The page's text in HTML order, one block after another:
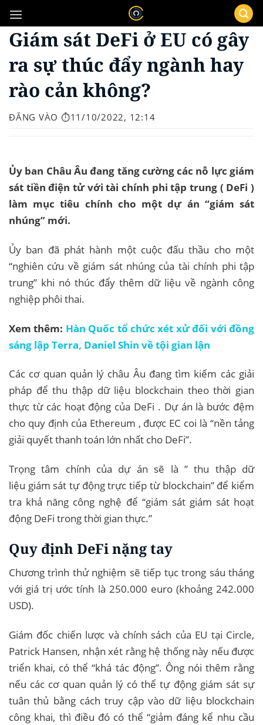
qua
nội
dung
Giám sát DeFi ở EU có gây
ra sự thúc đẩy ngành hay
rào cản không?
ĐĂNG VÀO ⏱️11/10/2022, 12:14
Ủy ban Châu Âu đang tăng cường các nỗ lực giám
sát tiền điện tử với tài chính phi tập trung ( DeFi )
làm mục tiêu chính cho một dự án “giám sát
nhúng” mới.
Ủy ban đã phát hành một cuộc đấu thầu cho một
“nghiên cứu về giám sát nhúng của tài chính phi tập
trung” khi nó thúc đẩy thêm dữ liệu về ngành công
nghiệp phôi thai.
Xem thêm: Hàn Quốc tổ chức xét xử đối với đồng
sáng lập Terra, Daniel Shin về tội gian lận
Các cơ quan quản lý châu Âu đang tìm kiếm các giải
pháp để thu thập dữ liệu blockchain theo thời gian
thực từ các hoạt động của DeFi . Dự án là bước đệm
cho quy định của Ethereum , được EC coi là “nền tảng
giải quyết thanh toán lớn nhất cho DeFi”.
Trọng tâm chính của dự án sẽ là ” thu thập dữ
liệu giám sát tự động trực tiếp từ blockchain” để kiểm
tra khả năng công nghệ để “giám sát giám sát hoạt
động DeFi trong thời gian thực.”
Quy định DeFi nặng tay
Chương trình thử nghiệm sẽ tiếp tục trong sáu tháng
với giá trị ước tính là 250.000 euro (khoảng 242.000
USD).
Giám đốc chiến lược và chính sách của EU tại Circle,
Patrick Hansen, nhận xét rằng hệ thống này nếu được
triển khai, có thể “khá tác động”. Ông nói thêm rằng
nếu các cơ quan quản lý có thể tự động giám sát sự
tuân thủ bằng cách truy cập vào dữ liệu blockchain
công khai, thì điều đó có thể “giảm đáng kể nhu cầu